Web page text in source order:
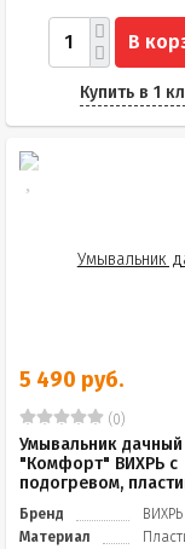
В
Купить в 1
5 490 руб.
(0)
Умывальник дачный
"Комфорт" ВИХРЬ с
подогревом,
Бренд
ВИХРЬ
Материал